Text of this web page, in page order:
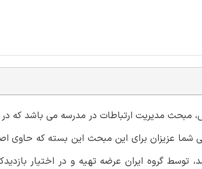
مدیریت ارتباطات در مدرسه می باشد که
شما عزیزان برای این مبحث این بسته که حاوی
گروه ایران عرضه تهیه و در اختیار